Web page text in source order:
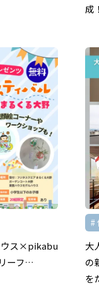
成
ウス×pikabu
ーフ…
大
の
を